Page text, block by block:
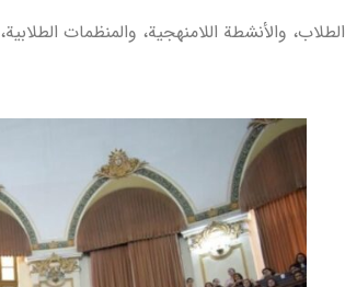
والأنشطة اللامنهجية، والمنظمات الطلابية،